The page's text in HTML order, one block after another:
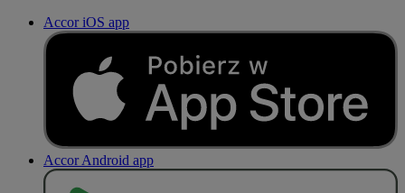
Accor iOS app
Accor Android app